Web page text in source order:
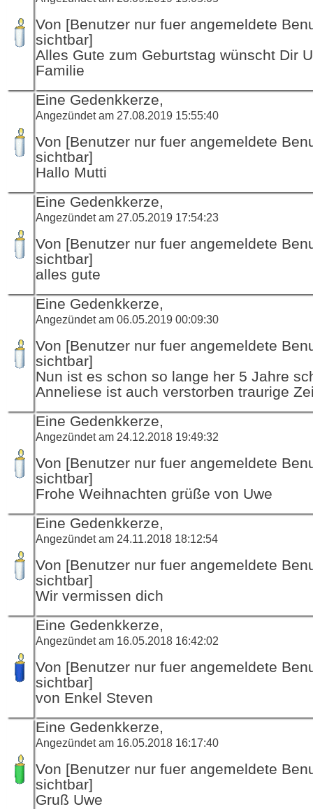
Von [Benutzer nur fuer angemeldete
sichtbar]
Alles Gute zum Geburtstag wünscht Dir
Familie
Eine Gedenkkerze,
Angezündet am 27.08.2019 15:55:40
Von [Benutzer nur fuer angemeldete
sichtbar]
Hallo Mutti
Eine Gedenkkerze,
Angezündet am 27.05.2019 17:54:23
Von [Benutzer nur fuer angemeldete
sichtbar]
alles gute
Eine Gedenkkerze,
Angezündet am 06.05.2019 00:09:30
Von [Benutzer nur fuer angemeldete
sichtbar]
Nun ist es schon so lange her 5 Jahre
Anneliese ist auch verstorben traurige
Eine Gedenkkerze,
Angezündet am 24.12.2018 19:49:32
Von [Benutzer nur fuer angemeldete
sichtbar]
Frohe Weihnachten grüße von Uwe
Eine Gedenkkerze,
Angezündet am 24.11.2018 18:12:54
Von [Benutzer nur fuer angemeldete
sichtbar]
Wir vermissen dich
Eine Gedenkkerze,
Angezündet am 16.05.2018 16:42:02
Von [Benutzer nur fuer angemeldete
sichtbar]
von Enkel Steven
Eine Gedenkkerze,
Angezündet am 16.05.2018 16:17:40
Von [Benutzer nur fuer angemeldete
sichtbar]
Gruß Uwe